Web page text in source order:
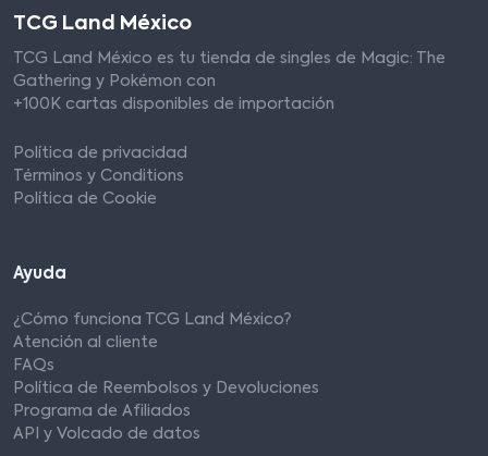
TCG Land México
TCG Land México es tu tienda de singles de Magic: The
Gathering y Pokémon con
+100K cartas disponibles de importación
Política de privacidad
Términos y Conditions
Política de Cookie
Ayuda
¿Cómo funciona TCG Land México?
Atención al cliente
FAQs
Política de Reembolsos y Devoluciones
Programa de Afiliados
API y Volcado de datos